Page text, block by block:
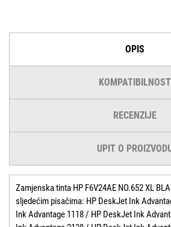
OPIS
KOMPATIBILNOST
RECENZIJE
UPIT O
Zamjenska tinta HP F6V24AE NO.652 XL
sljedećim pisačima: HP DeskJet Ink
Ink Advantage 1118 / HP DeskJet Ink